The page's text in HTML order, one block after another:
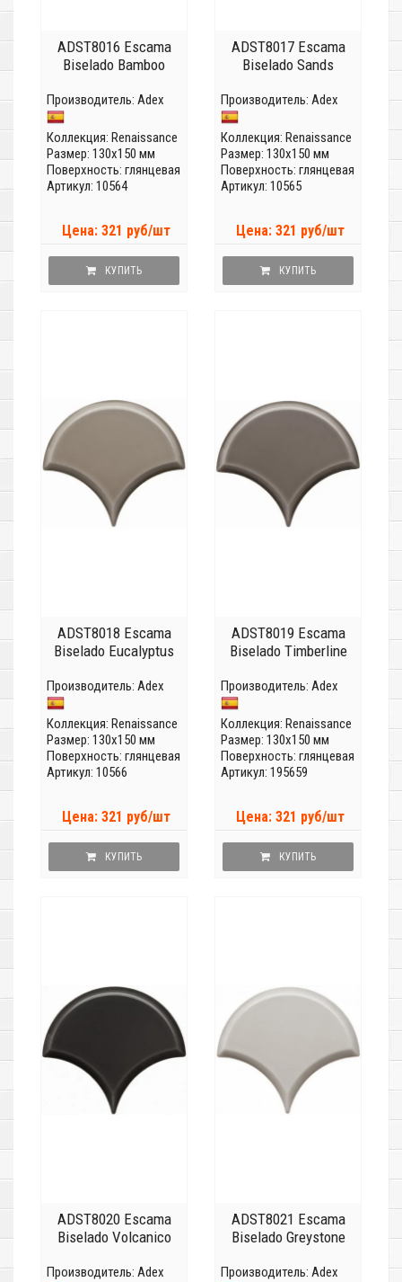
ADST8016 Escama
Biselado Bamboo
Производитель: Adex
Коллекция: Renaissance
Размер: 130x150 мм
Поверхность: глянцевая
Артикул: 10564
Цена: 321 руб/шт
КУПИТЬ
ADST8017 Escama
Biselado Sands
Производитель: Adex
Коллекция: Renaissance
Размер: 130x150 мм
Поверхность: глянцевая
Артикул: 10565
Цена: 321 руб/шт
КУПИТЬ
ADST8018 Escama
Biselado Eucalyptus
Производитель: Adex
Коллекция: Renaissance
Размер: 130x150 мм
Поверхность: глянцевая
Артикул: 10566
Цена: 321 руб/шт
КУПИТЬ
ADST8019 Escama
Biselado Timberline
Производитель: Adex
Коллекция: Renaissance
Размер: 130x150 мм
Поверхность: глянцевая
Артикул: 195659
Цена: 321 руб/шт
КУПИТЬ
ADST8020 Escama
Biselado Volcanico
Производитель: Adex
ADST8021 Escama
Biselado Greystone
Производитель: Adex